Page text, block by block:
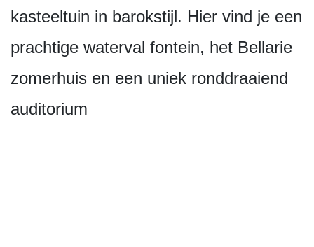
kasteeltuin in barokstijl. Hier vind je een
prachtige waterval fontein, het Bellarie
zomerhuis en een uniek ronddraaiend
auditorium